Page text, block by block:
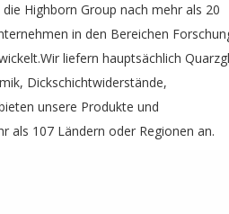
Highborn Group nach mehr als 20
in den Bereichen
liefern hauptsächlich
Dickschichtwiderstände,
unsere Produkte und
als 107 Ländern oder Regionen an.